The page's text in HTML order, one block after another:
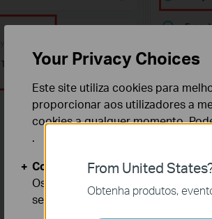
From United
Obtenha produtos,
Your Privacy Choices
Este site utiliza cookies para
proporcionar aos utilizadores a
cookies a qualquer momento.
.
Cookies Básicos
Os cookies são necessários para
seus sistemas.